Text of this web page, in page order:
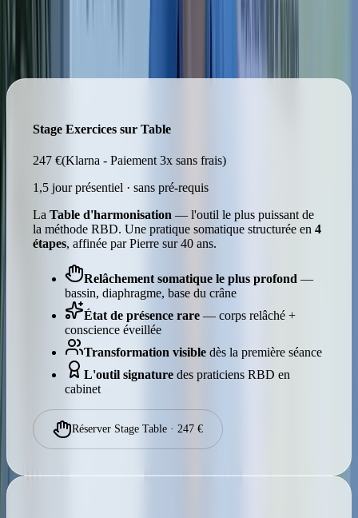
Stage Exercices sur Table
247 €(Klarna - Paiement 3x sans frais)
1,5 jour présentiel · sans pré-requis
La Table d'harmonisation — l'outil le plus puissant de
la méthode RBD. Une pratique somatique structurée en 4
étapes, affinée par Pierre sur 40 ans.
Relâchement somatique le plus profond —
bassin, diaphragme, base du crâne
État de présence rare — corps relâché +
conscience éveillée
Transformation visible dès la première séance
L'outil signature des praticiens RBD en
cabinet
Réserver Stage Table · 247 €